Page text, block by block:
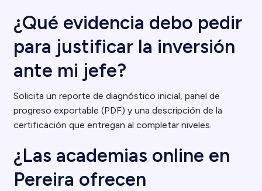
¿Qué evidencia debo pedir
para justificar la inversión
ante mi jefe?
Solicita un reporte de diagnóstico inicial, panel de
progreso exportable (PDF) y una descripción de la
certificación que entregan al completar niveles.
¿Las academias online en
Pereira ofrecen